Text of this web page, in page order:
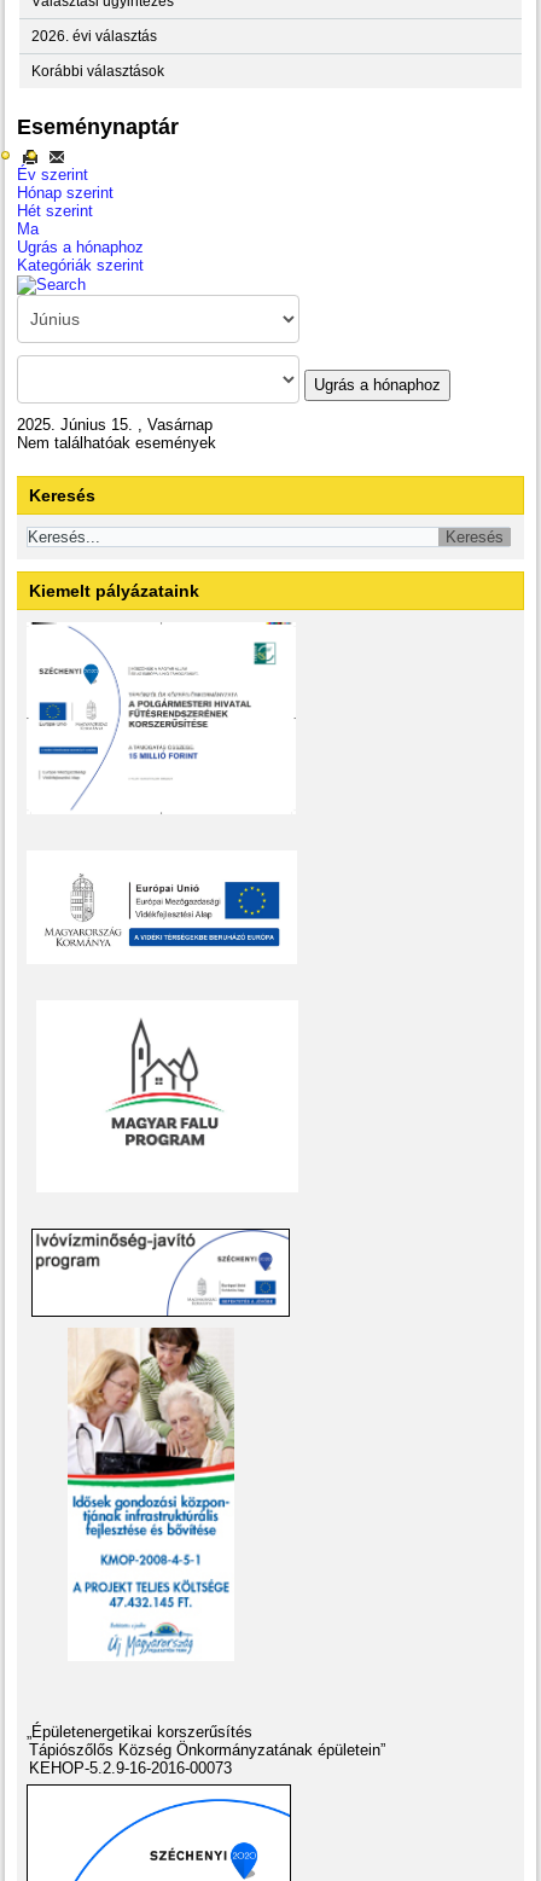
2026. évi választás
Korábbi választások
Eseménynaptár
Év szerint
Hónap szerint
Hét szerint
Ma
Ugrás a hónaphoz
Kategóriák szerint
Ugrás a hónaphoz
2025. Június 15. , Vasárnap
Nem találhatóak események
Keresés
Kiemelt pályázataink
„Épületenergetikai korszerűsítés
Tápiószőlős Község Önkormányzatának épületein”
KEHOP-5.2.9-16-2016-00073